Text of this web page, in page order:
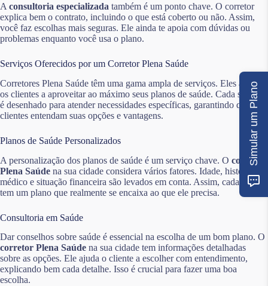
A consultoria especializada também é um ponto chave. O corretor
explica bem o contrato, incluindo o que está coberto ou não. Assim,
você faz escolhas mais seguras. Ele ainda te apoia com dúvidas ou
problemas enquanto você usa o plano.
Serviços Oferecidos por um Corretor Plena Saúde
Corretores Plena Saúde têm uma gama ampla de serviços. Eles ajudam
os clientes a aproveitar ao máximo seus planos de saúde. Cada serviço
é desenhado para atender necessidades específicas, garantindo que os
clientes entendam suas opções e vantagens.
Planos de Saúde Personalizados
A personalização dos planos de saúde é um serviço chave. O corretor
Plena Saúde na sua cidade considera vários fatores. Idade, histórico
médico e situação financeira são levados em conta. Assim, cada cliente
tem um plano que realmente se encaixa ao que ele precisa.
Consultoria em Saúde
Dar conselhos sobre saúde é essencial na escolha de um bom plano. O
corretor Plena Saúde na sua cidade tem informações detalhadas
sobre as opções. Ele ajuda o cliente a escolher com entendimento,
explicando bem cada detalhe. Isso é crucial para fazer uma boa
escolha.
Simular um Plano